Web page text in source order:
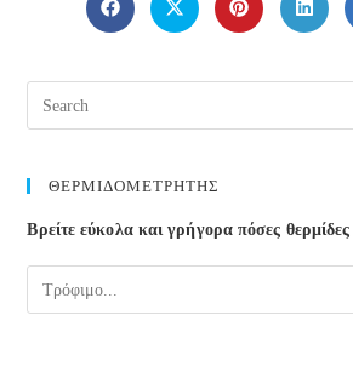
Opens
in
window
Opens
in
window
Opens
in
window
Opens
in
ΘΕΡΜΙΔΟΜΕΤΡΗΤΗΣ
Βρείτε εύκολα και γρήγορα πόσες θερμίδες